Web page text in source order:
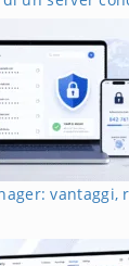
vantaggi,